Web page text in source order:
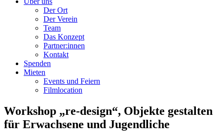
Der Ort
Der Verein
Team
Das Konzept
Partner:innen
Kontakt
Spenden
Mieten
Events und Feiern
Filmlocation
Workshop „re-design“, Objekte gestalten
für Erwachsene und Jugendliche